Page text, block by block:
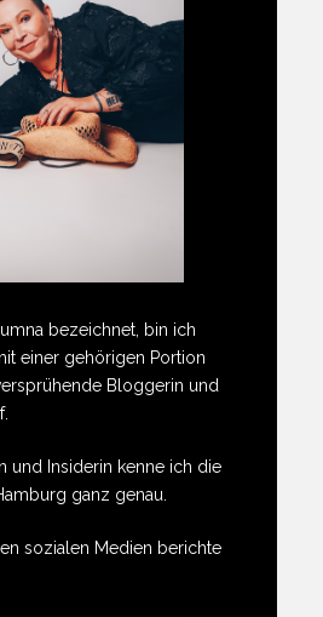
bezeichnet, bin ich
einer gehörigen Portion
Bloggerin und
und Insiderin kenne ich die
ganz genau.
sozialen Medien berichte